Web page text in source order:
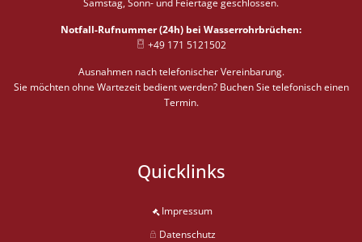
Notfall-Rufnummer (24h) bei Wasserrohrbrüchen:
+49 171 5121502
Ausnahmen nach telefonischer Vereinbarung.
Sie möchten ohne Wartezeit bedient werden? Buchen Sie telefonisch einen
Termin.
Quicklinks
Impressum
Datenschutz